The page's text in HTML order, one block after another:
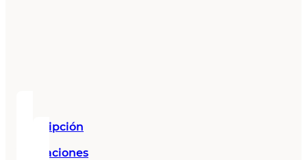
Descripción
Valoraciones